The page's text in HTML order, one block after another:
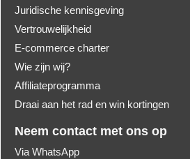
Juridische kennisgeving
Vertrouwelijkheid
E-commerce charter
Wie zijn wij?
Affiliateprogramma
Draai aan het rad en win kortingen
Neem contact met ons op
Via WhatsApp